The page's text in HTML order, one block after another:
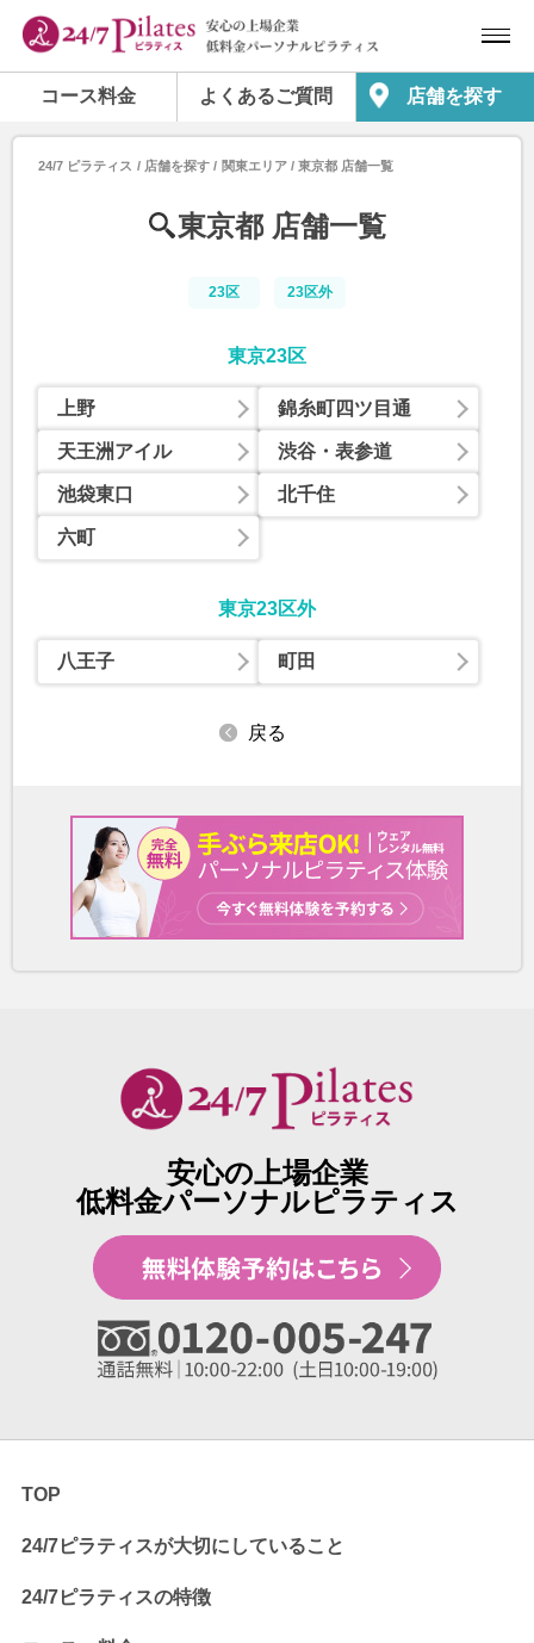
コース料金 よくあるご質問 店舗を探す
24/7 ピラティス 店舗を探す 関東エリア 東京都 店舗一覧
東京都 店舗一覧
23区 23区外
東京23区
上野 錦糸町四ツ目通
天王洲アイル 渋谷・表参道
池袋東口 北千住
六町
東京23区外
八王子 町田
戻る
安心の上場企業
低料金パーソナルピラティス
TOP
24/7ピラティスが大切にしていること
24/7ピラティスの特徴